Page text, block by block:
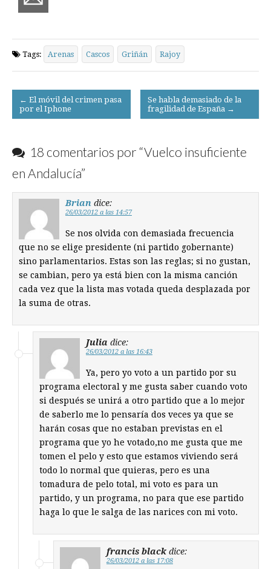
Tags: Arenas Cascos Griñán Rajoy
Post
navigation
← El móvil del crimen pasa
por el Iphone
Se habla demasiado de la
fragilidad de España →
18 comentarios por “Vuelco insuficiente
en Andalucía”
Brian dice:
26/03/2012 a las 14:57
Se nos olvida con demasiada frecuencia
que no se elige presidente (ni partido gobernante)
sino parlamentarios. Estas son las reglas; si no gustan,
se cambian, pero ya está bien con la misma canción
cada vez que la lista mas votada queda desplazada por
la suma de otras.
Julia dice:
26/03/2012 a las 16:43
Ya, pero yo voto a un partido por su
programa electoral y me gusta saber cuando voto
si después se unirá a otro partido que a lo mejor
de saberlo me lo pensaría dos veces ya que se
harán cosas que no estaban previstas en el
programa que yo he votado,no me gusta que me
tomen el pelo y esto que estamos viviendo será
todo lo normal que quieras, pero es una
tomadura de pelo total, mi voto es para un
partido, y un programa, no para que ese partido
haga lo que le salga de las narices con mi voto.
francis black dice:
26/03/2012 a las 17:08